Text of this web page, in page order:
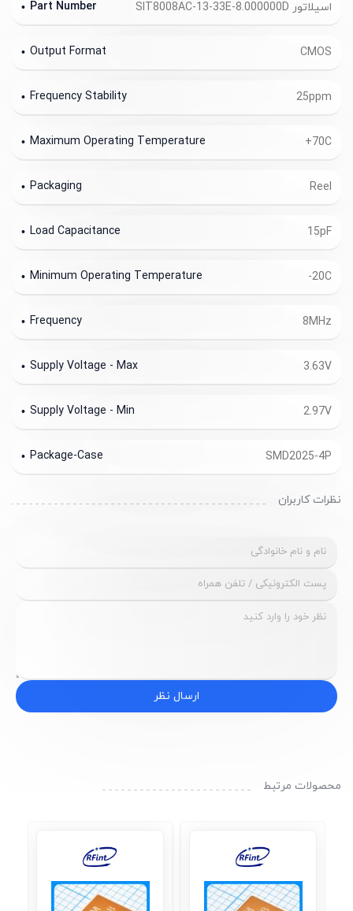
اسیلاتور SIT8008AC-13-33E-8.000000D Part Number
CMOS
Output Format
25ppm
Frequency Stability
+70C
Maximum Operating Temperature
Reel
Packaging
15pF
Load Capacitance
-20C
Minimum Operating Temperature
8MHz
Frequency
3.63V
Supply Voltage - Max
2.97V
Supply Voltage - Min
SMD2025-4P
Package-Case
نظرات کاربران
ارسال نظر
محصولات مرتبط